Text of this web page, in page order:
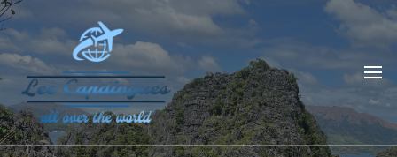
Les Capdingues
blog de voyage